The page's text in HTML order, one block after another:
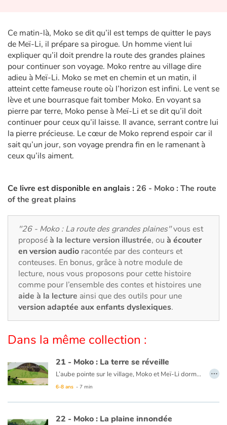
Héroïnes et héros
Écologie, nature, saisons
Les animaux
Voyage, épopée, enquête, aventure
Autour du monde
Art, espace, activité
Documentaires
En famille
Quotidien et loisirs
À l'école
Fêtes et évènements
Sujets de société
Émotions et sentiments
Ce matin-là, Moko se dit qu’il est temps de quitter le pays
de Meï-Li, il prépare sa pirogue. Un homme vient lui
expliquer qu’il doit prendre la route des grandes plaines
pour continuer son voyage. Moko rentre au village dire
adieu à Meï-Li. Moko se met en chemin et un matin, il
atteint cette fameuse route où l’horizon est infini. Le vent se
lève et une bourrasque fait tomber Moko. En voyant sa
pierre par terre, Moko pense à Meï-Li et se dit qu’il doit
continuer pour ceux qu’il laisse. Il avance, serrant contre lui
la pierre précieuse. Le cœur de Moko reprend espoir car il
sait qu’un jour, son voyage prendra fin en le ramenant à
ceux qu’ils aiment.
Ce livre est disponible en anglais : 26 - Moko : The route
of the great plains
"26 - Moko : La route des grandes plaines"vous est
proposéà la lecture version illustrée, ou à écouter
en version audio racontée par des conteurs et
conteuses. En bonus, grâce à notre module de
lecture, nous vous proposons pour cette histoire
comme pour l’ensemble des contes et histoires une
aide à la lecture ainsi que des outils pour une
version adaptée aux enfants dyslexiques.
Dans la même collection :
21 - Moko : La terre se réveille
L’aube pointe sur le village, Moko et Meï-Li dorment profondément. Tout d’un coup, un bruit les réveille. Ils décident d’aller voir ce qui se passe et se cachent derrière un rocher. Ils rencontrent un pêcheur qui n’est nullement inquiet et embarque. Meï-Li tremble de peur, Moko lui demande donc de chanter pour que la terre arrête de trembler. Elle chante et peu de temps après le calme revient. Moko et Meï-Li retournent donc au village, persuadés que la terre dort tellement que quelquefois elle se réveille pour entendre chanter ceux qui marchent sur son dos.
Ce livre est disponible en anglais :21 - Moko : The earth wakes up
6-8 ans - 7 min
…
22 - Moko : La plaine innondée